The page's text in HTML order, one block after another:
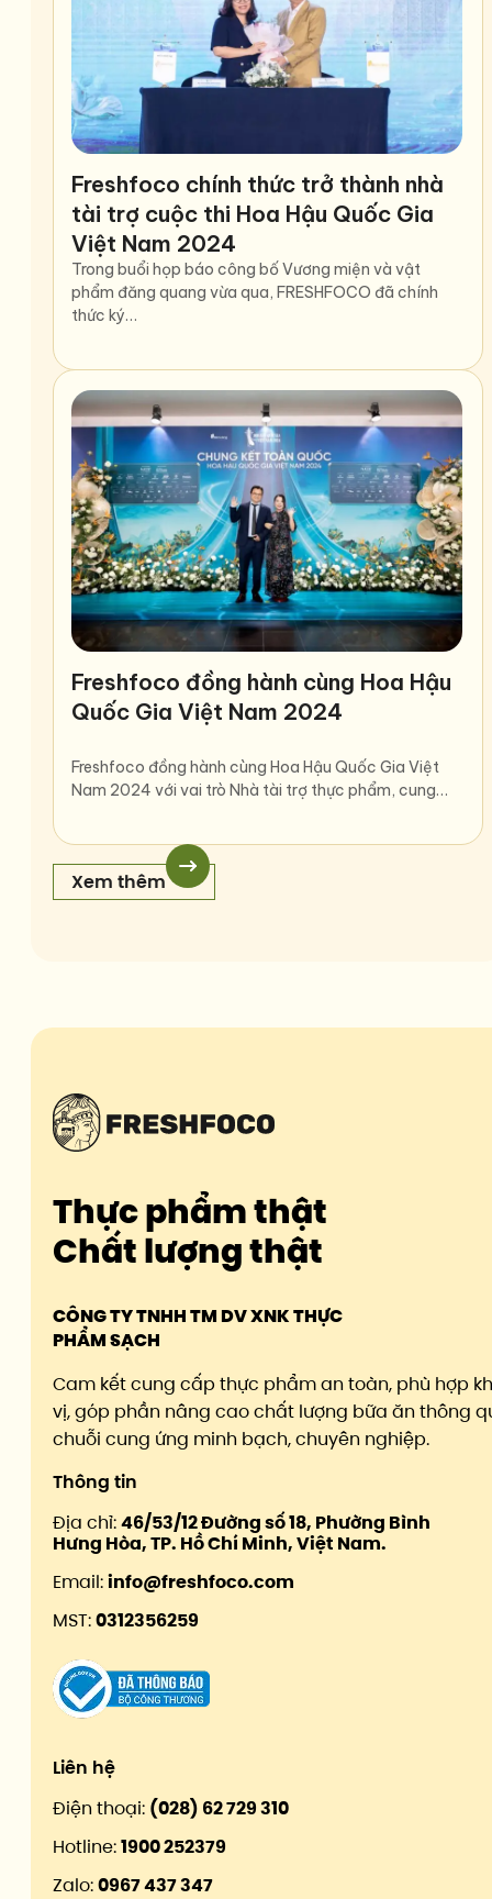
Freshfoco chính thức trở thành nhà
tài trợ cuộc thi Hoa Hậu Quốc Gia
Việt Nam 2024
Trong buổi họp báo công bố Vương miện và vật
phẩm đăng quang vừa qua, FRESHFOCO đã chính
thức ký…
Freshfoco đồng hành cùng Hoa Hậu
Quốc Gia Việt Nam 2024
Freshfoco đồng hành cùng Hoa Hậu Quốc Gia Việt
Nam 2024 với vai trò Nhà tài trợ thực phẩm, cung…
Xem thêm
Thực phẩm thật
Chất lượng thật
CÔNG TY TNHH TM DV XNK THỰC
PHẨM SẠCH
Cam kết cung cấp thực phẩm an toàn, phù hợp
vị, góp phần nâng cao chất lượng bữa ăn thông
chuỗi cung ứng minh bạch, chuyên nghiệp.
Thông tin
Địa chỉ:46/53/12 Đường số 18, Phường Bình
Hưng Hòa, TP. Hồ Chí Minh, Việt Nam.
Email:info@freshfoco.com
MST:0312356259
Liên hệ
Điện thoại: (028) 62 729 310
Hotline:1900 252379
Zalo:0967 437 347